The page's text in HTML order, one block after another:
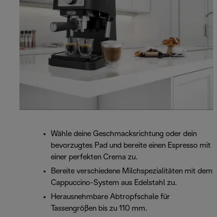
Wähle deine Geschmacksrichtung oder dein
bevorzugtes Pad und bereite einen Espresso mit
einer perfekten Crema zu.
Bereite verschiedene Milchspezialitäten mit dem
Cappuccino-System aus Edelstahl zu.
Herausnehmbare Abtropfschale für
Tassengrößen bis zu 110 mm.